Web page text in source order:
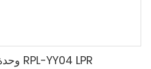
وحدة التحكم في ركن الكاميرا RPL-YY04 LPR